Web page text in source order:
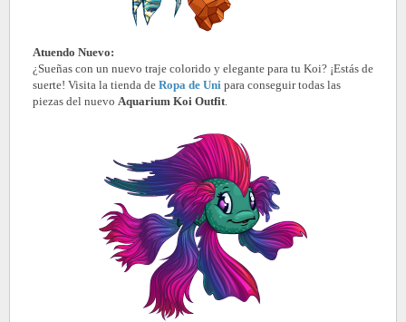
Atuendo Nuevo:
¿Sueñas con un nuevo traje colorido y elegante para tu Koi? ¡Estás de
suerte! Visita la tienda de Ropa de Uni para conseguir todas las
piezas del nuevo Aquarium Koi Outfit